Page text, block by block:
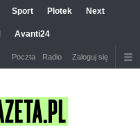
Sport Plotek Next
Avanti24
Poczta Radio Zaloguj się